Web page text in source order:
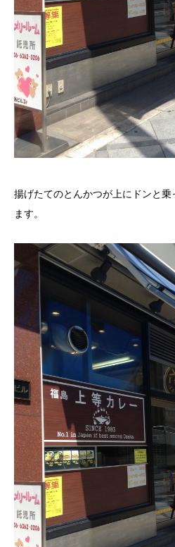
揚げたてのとんかつが上にドンと
ます。